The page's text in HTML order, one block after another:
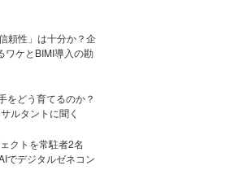
頼性」は十分か？企
ワケとBIMI導入の勘
をどう育てるのか？
ルタントに聞く
クトを常駐者2名
でデジタルゼネコン